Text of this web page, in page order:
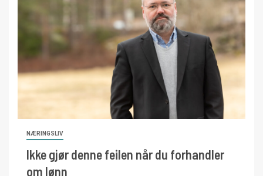
NÆRINGSLIV
Ikke gjør denne feilen når du forhandler
om lønn